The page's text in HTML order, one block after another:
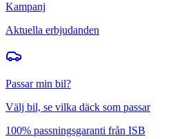
Kampanj
Aktuella erbjudanden
Passar min bil?
Välj bil, se vilka däck som passar
100% passningsgaranti från ISB